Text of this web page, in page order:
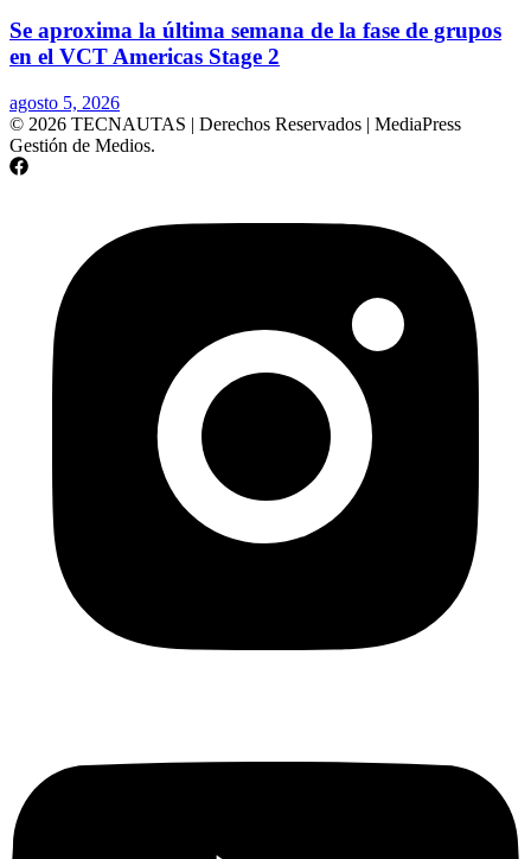
Se aproxima la última semana de la fase de grupos
en el VCT Americas Stage 2
agosto 5, 2026
© 2026 TECNAUTAS | Derechos Reservados | MediaPress
Gestión de Medios.